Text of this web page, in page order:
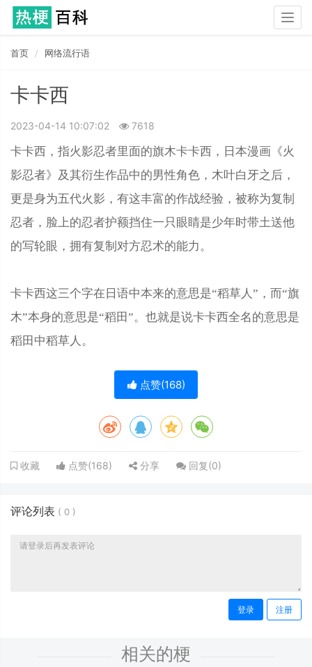
首页 网络流行语
卡卡西
2023-04-14 10:07:02 7618
卡卡西，指火影忍者里面的旗木卡卡西，日本漫画《火
影忍者》及其衍生作品中的男性角色，木叶白牙之后，
更是身为五代火影，有这丰富的作战经验，被称为复制
忍者，脸上的忍者护额挡住一只眼睛是少年时带土送他
的写轮眼，拥有复制对方忍术的能力。
卡卡西这三个字在日语中本来的意思是“稻草人”，而“旗
木”本身的意思是“稻田”。也就是说卡卡西全名的意思是
稻田中稻草人。
点赞(168)
收藏 点赞(168) 分享 回复(0)
评论列表 ( 0 )
登录 注册
相关的梗